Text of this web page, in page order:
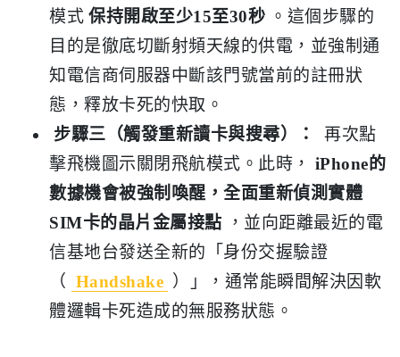
模式 保持開啟至少15至30秒 。這個步驟的
目的是徹底切斷射頻天線的供電，並強制通
知電信商伺服器中斷該門號當前的註冊狀
態，釋放卡死的快取。
步驟三（觸發重新讀卡與搜尋）：
再次點
擊飛機圖示關閉飛航模式。此時，
iPhone的
數據機會被強制喚醒，全面重新偵測實體
SIM卡的晶片金屬接點
，並向距離最近的電
信基地台發送全新的「身份交握驗證
（
Handshake ）」，通常能瞬間解決因軟
體邏輯卡死造成的無服務狀態。